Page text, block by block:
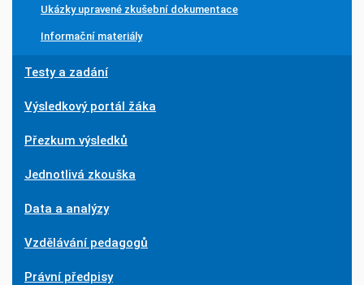
Ukázky upravené zkušební dokumentace
Informační materiály
Testy a zadání
Výsledkový portál žáka
Přezkum výsledků
Jednotlivá zkouška
Data a analýzy
Vzdělávání pedagogů
Právní předpisy